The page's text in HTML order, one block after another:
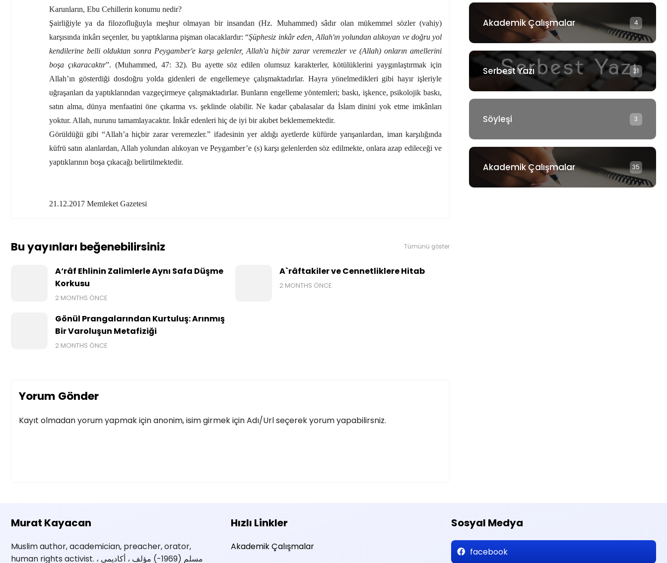
Karunların, Ebu Cehillerin konumu nedir?
Şairliğiyle ya da filozofluğuyla meşhur olmayan bir insandan (Hz. Muhammed) sâdır olan mükemmel sözler (vahiy)
karşısında inkârı seçenler, bu yaptıklarına pişman olacaklardır: “Şüphesiz inkâr eden, Allah'ın yolundan alıkoyan ve doğru yol
kendilerine belli olduktan sonra Peygamber'e karşı gelenler, Allah'a hiçbir zarar veremezler ve (Allah) onların amellerini
boşa çıkaracaktır”. (Muhammed, 47: 32). Bu ayette söz edilen olumsuz karakterler, kötülüklerini yaygınlaştırmak için
Allah’ın gösterdiği dosdoğru yolda gidenleri de engellemeye çalışmaktadırlar. Hayra yönelmedikleri gibi hayır işleriyle
uğraşanları da yaptıklarından vazgeçirmeye çalışmaktadırlar. Bunların engelleme yöntemleri; baskı, işkence, psikolojik baskı,
satın alma, dünya menfaatini öne çıkarma vs. şeklinde olabilir. Ne kadar çabalasalar da İslam dinini yok etme imkânları
yoktur. Allah, nurunu tamamlayacaktır. İnkâr edenleri hiç de iyi bir akıbet beklememektedir.
Görüldüğü gibi “Allah’a hiçbir zarar veremezler.” ifadesinin yer aldığı ayetlerde küfürde yarışanlardan, iman karşılığında
küfrü satın alanlardan, Allah yolundan alıkoyan ve Peygamber’e (s) karşı gelenlerden söz edilmekte, onlara azap edileceği ve
yaptıklarının boşa çıkacağı belirtilmektedir.
21.12.2017 Memleket Gazetesi
Bu yayınları beğenebilirsiniz Tümünü göster
A‘râf Ehlinin Zalimlerle Aynı Safa Düşme
Korkusu
2 MONTHS ÖNCE
A`râftakiler ve Cennetliklere Hitab
2 MONTHS ÖNCE
Gönül Prangalarından Kurtuluş: Arınmış
Bir Varoluşun Metafiziği
2 MONTHS ÖNCE
Yorum Gönder
Kayıt olmadan yorum yapmak için anonim, isim girmek için Adı/Url seçerek yorum yapabilirsniz.
Akademik Çalışmalar 4
Serbest Yazı 21
Söyleşi 3
Akademik Çalışmalar 35
Murat Kayacan
Muslim author, academician, preacher, orator,
human rights activist. مسلم (1969-) مؤلف ، أكاديمي ،
Hızlı Linkler
Akademik Çalışmalar
Sosyal Medya
facebook